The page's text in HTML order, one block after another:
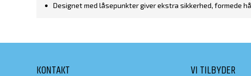
Designet med låsepunkter giver ekstra sikkerhed, formede
KONTAKT VI TILBYDER